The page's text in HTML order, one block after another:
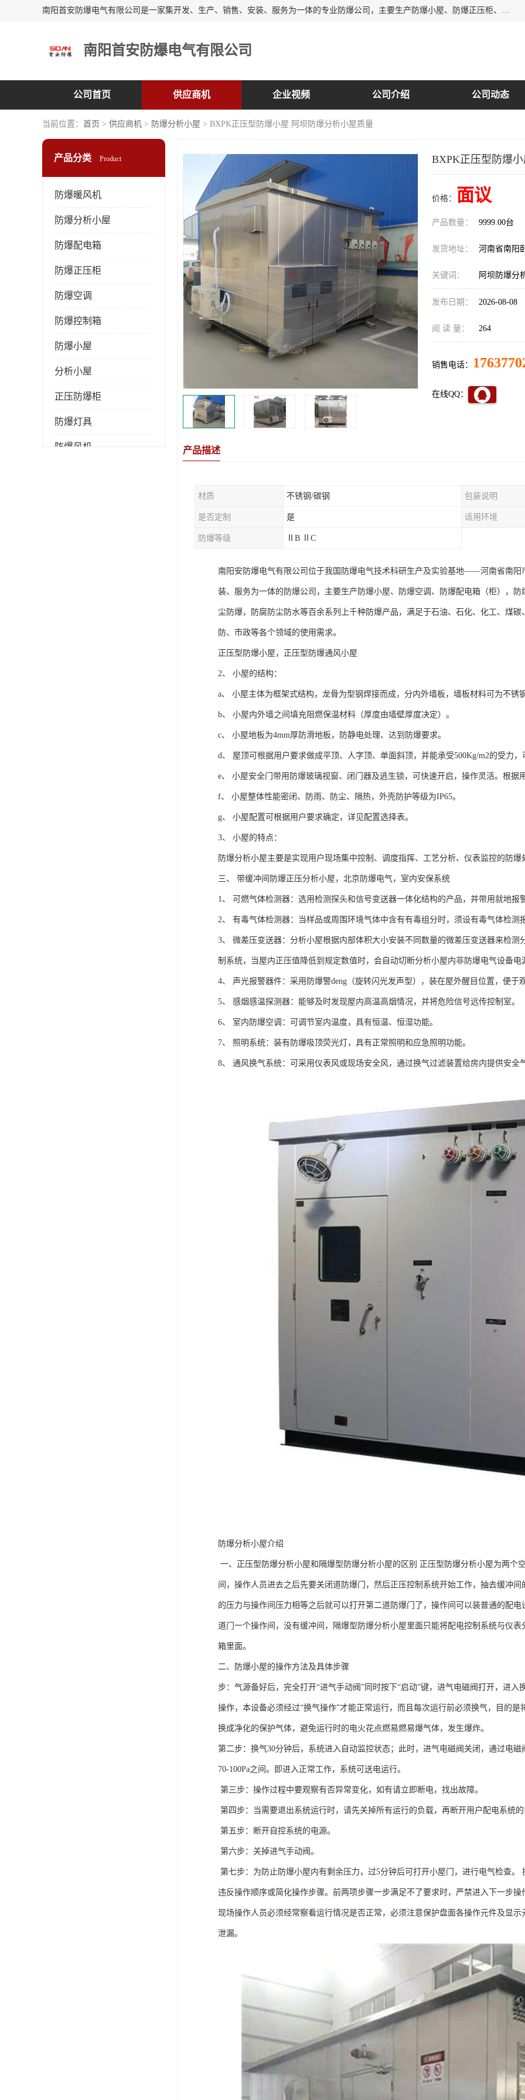
南阳首安防爆电气有限公司是一家集开发、生产、销售、安装、服务为一体的专业防爆公司，主要生产防爆小屋、防爆正压柜、防爆空调、防爆控制箱、防爆配电箱（柜），防爆正压系列，防爆灯具，防爆风机，防爆管件，粉尘防爆，防腐防尘防水等百余系列上千种防爆产品。
南阳首安防爆电气有限公司
公司首页 供应商机 企业视频 公司介绍 公司动态
当前位置： 首页 > 供应商机 > 防爆分析小屋 > BXPK正压型防爆小屋 阿坝防爆分析小屋质量
产品分类 Product
防爆暖风机
防爆分析小屋
防爆配电箱
防爆正压柜
防爆空调
防爆控制箱
防爆小屋
分析小屋
正压防爆柜
防爆灯具
防爆风机
BXPK正压型防爆
价格： 面议
产品数量： 9999.00台
发货地址： 河南省南阳
关键词： 阿坝防爆分
发布日期： 2026-08-08
阅 读 量： 264
销售电话：
在线QQ：
产品描述
材质 不锈钢/碳钢 包装说明
是否定制 是 适用环境
防爆等级 ⅡB ⅡC
南阳安防爆电气有限公司位于我国防爆电气技术科研生产及实验基地——河南省南阳
装、服务为一体的防爆公司，主要生产防爆小屋、防爆空调、防爆配电箱（柜），
尘防爆，防腐防尘防水等百余系列上千种防爆产品，满足于石油、石化、化工、煤
防、市政等各个领域的使用需求。
正压型防爆小屋，正压型防爆通风小屋
2、 小屋的结构：
a、 小屋主体为框架式结构，龙骨为型钢焊接而成，分内外墙板，墙板材料可为不
b、 小屋内外墙之间填充阻燃保温材料（厚度由墙壁厚度决定）。
c、 小屋地板为4mm厚防滑地板，防静电处理、达到防爆要求。
d、 屋顶可根据用户要求做成平顶、人字顶、单面斜顶，并能承受500Kg/m2的受力
e、 小屋安全门带用防爆玻璃视窗、闭门器及逃生锁，可快速开启，操作灵活。根
f、 小屋整体性能密闭、防雨、防尘、隔热，外壳防护等级为IP65。
g、 小屋配置可根据用户要求确定，详见配置选择表。
3、 小屋的特点：
防爆分析小屋主要是实现用户现场集中控制、调度指挥、工艺分析、仪表监控的防
三、 带缓冲间防爆正压分析小屋，北京防爆电气，室内安保系统
1、 可燃气体检测器：选用检测探头和信号变送器一体化结构的产品，并带用就地报
2、 有毒气体检测器：当样品或周围环境气体中含有有毒组分时，须设有毒气体检测
3、 微差压变送器：分析小屋根据内部体积大小安装不同数量的微差压变送器来检
制系统，当屋内正压值降低到规定数值时，会自动切断分析小屋内非防爆电气设备
4、 声光报警器件：采用防爆警deng（旋转闪光发声型），装在屋外醒目位置，便于
5、 感烟感温探测器：能够及时发现屋内高温高烟情况，并将危险信号远传控制室。
6、 室内防爆空调：可调节室内温度，具有恒温、恒湿功能。
7、 照明系统：装有防爆吸顶荧光灯，具有正常照明和应急照明功能。
8、 通风换气系统：可采用仪表风或现场安全风，通过换气过滤装置给房内提供安全
防爆分析小屋介绍
一、正压型防爆分析小屋和隔爆型防爆分析小屋的区别 正压型防爆分析小屋为两个
间，操作人员进去之后先要关闭道防爆门，然后正压控制系统开始工作，抽去缓冲
的压力与操作间压力相等之后就可以打开第二道防爆门了，操作间可以装普通的配
道门一个操作间，没有缓冲间，隔爆型防爆分析小屋里面只能将配电控制系统与仪
箱里面。
二、防爆小屋的操作方法及具体步骤
步：气源备好后，完全打开“进气手动阀”同时按下“启动”键，进气电磁阀打开，进
操作，本设备必须经过“换气操作”才能正常运行，而且每次运行前必须换气，目的
换成净化的保护气体，避免运行时的电火花点燃易燃易爆气体，发生爆炸。
第二步：换气30分钟后，系统进入自动监控状态；此时，进气电磁阀关闭，通过电
70-100Pa之间。即进入正常工作，系统可送电运行。
第三步：操作过程中要观察有否异常变化，如有请立即断电，找出故障。
第四步：当需要退出系统运行时，请先关掉所有运行的负载，再断开用户配电系统
第五步：断开自控系统的电源。
第六步：关掉进气手动阀。
第七步：为防止防爆小屋内有剩余压力，过5分钟后可打开小屋门，进行电气检查
违反操作顺序或简化操作步骤。前两项步骤一步满足不了要求时，严禁进入下一步
现场操作人员必须经常察看运行情况是否正常，必须注意保护盘面各操作元件及显
泄漏。